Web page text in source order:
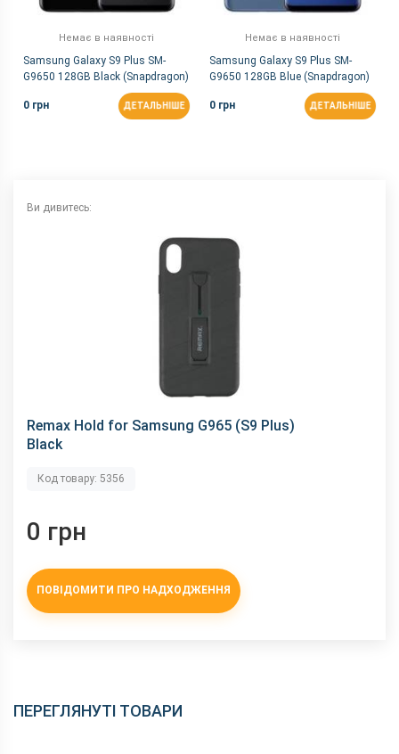
Немає в наявності
Samsung Galaxy S9 Plus SM-
G9650 128GB Black (Snapdragon)
0 грн ДЕТАЛЬНІШЕ
Немає в наявності
Samsung Galaxy S9 Plus SM-
G9650 128GB Blue (Snapdragon)
0 грн ДЕТАЛЬНІШЕ
Ви дивитесь:
Remax Hold for Samsung G965 (S9 Plus)
Black
Код товару: 5356
0 грн
ПОВІДОМИТИ ПРО НАДХОДЖЕННЯ
ПЕРЕГЛЯНУТІ ТОВАРИ